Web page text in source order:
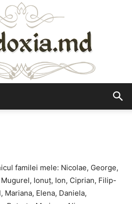
familei mele: Nicolae, George,
Ionuț, Ion, Ciprian, Filip-
Mariana, Elena, Daniela,